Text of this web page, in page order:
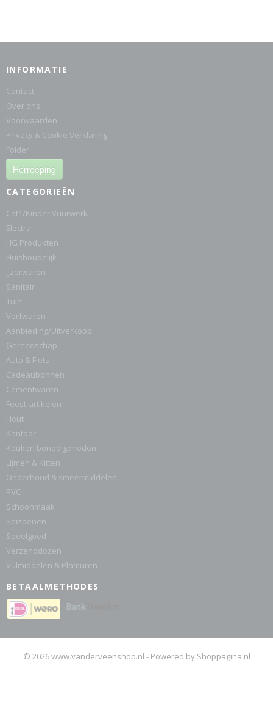
INFORMATIE
Contact
Over ons
Voorwaarden
Privacy & Cookie Verklaring
Folder
Herroeping
CATEGORIEËN
Cat1/Kinder Vuurwerk
Electra
HG Produkten
Huishoudelijk
IJzerwaren
Sanitair
Tuin
Verfwaren
Aanbieding/Uitverkoop
Gereedschap
Auto & Fiets
Cadeaubonnen
Cementwaren
Feest-artikelen
Hout
Kantoor
Keuken benodigdheden
Lijmen & Kitten
Onderhoud & smeermiddelen
PVC
Schoonmaak
Seizoenen
Speelgoed
Verzenddozen
Vulmiddelen & Plamuren
BETAALMETHODES
© 2026 www.vanderveenshop.nl - Powered by Shoppagina.nl